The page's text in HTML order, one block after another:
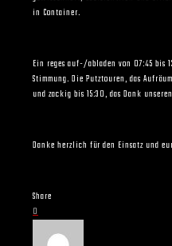
in Container.
Ein reges auf-/abladen von 07:45
Stimmung. Die Putztouren, das
und zackig bis 15:30, das Dank
Danke herzlich für den Einsatz und
Share
0